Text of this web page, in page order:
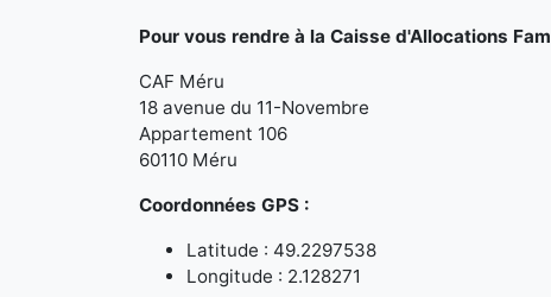
Pour vous rendre à la Caisse d'Allocations
CAF Méru
18 avenue du 11-Novembre
Appartement 106
60110 Méru
Coordonnées GPS :
Latitude : 49.2297538
Longitude : 2.128271